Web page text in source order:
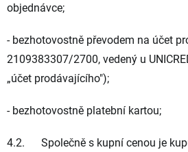
objednávce;
- bezhotovostně převodem na účet
2109383307/2700, vedený u
„účet prodávajícího");
- bezhotovostně platební kartou;
4.2. Společně s kupní cenou je